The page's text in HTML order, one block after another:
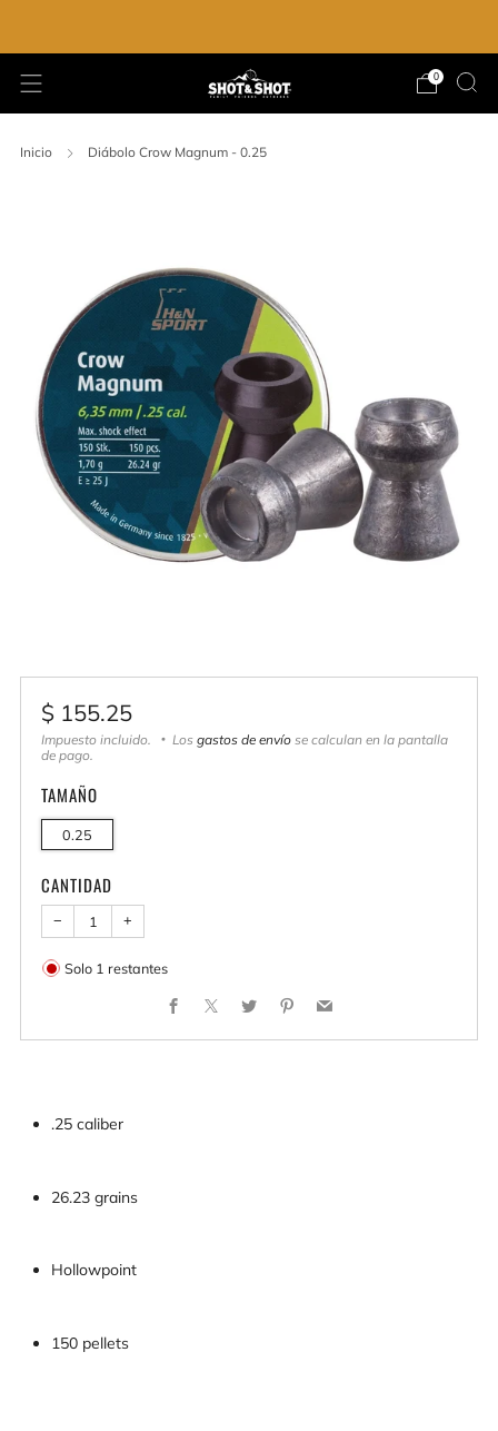
0
Inicio Diábolo Crow Magnum - 0.25
Precio
habitual
$ 155.25
Impuesto incluido. Los gastos de envío se calculan en la pantalla
de pago.
TAMAÑO
0.25
CANTIDAD
− +
Solo 1 restantes
Facebook Twitter Pinterest
Email
.25 caliber
26.23 grains
Hollowpoint
150 pellets